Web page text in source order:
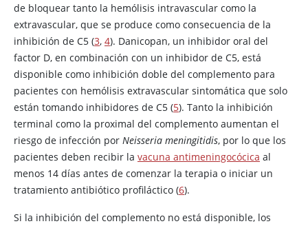
de bloquear tanto la hemólisis intravascular como la
extravascular, que se produce como consecuencia de la
inhibición de C5 (3, 4). Danicopan, un inhibidor oral del
factor D, en combinación con un inhibidor de C5, está
disponible como inhibición doble del complemento para
pacientes con hemólisis extravascular sintomática que solo
están tomando inhibidores de C5 (5). Tanto la inhibición
terminal como la proximal del complemento aumentan el
riesgo de infección por Neisseria meningitidis, por lo que los
pacientes deben recibir la vacuna antimeningocócica al
menos 14 días antes de comenzar la terapia o iniciar un
tratamiento antibiótico profiláctico (6).
Si la inhibición del complemento no está disponible, los